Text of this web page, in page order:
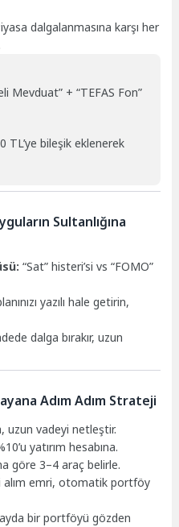
dalgalanmasına karşı her
Mevduat” + “TEFAS Fon”
TL’ye bileşik eklenerek
Sultanlığına
“Sat” histeri’si vs “FOMO”
yazılı hale getirin,
dalga bırakır, uzun
Adım Adım Strateji
uzun vadeyi netleştir.
yatırım hesabına.
göre 3–4 araç belirle.
alım emri, otomatik portföy
bir portföyü gözden